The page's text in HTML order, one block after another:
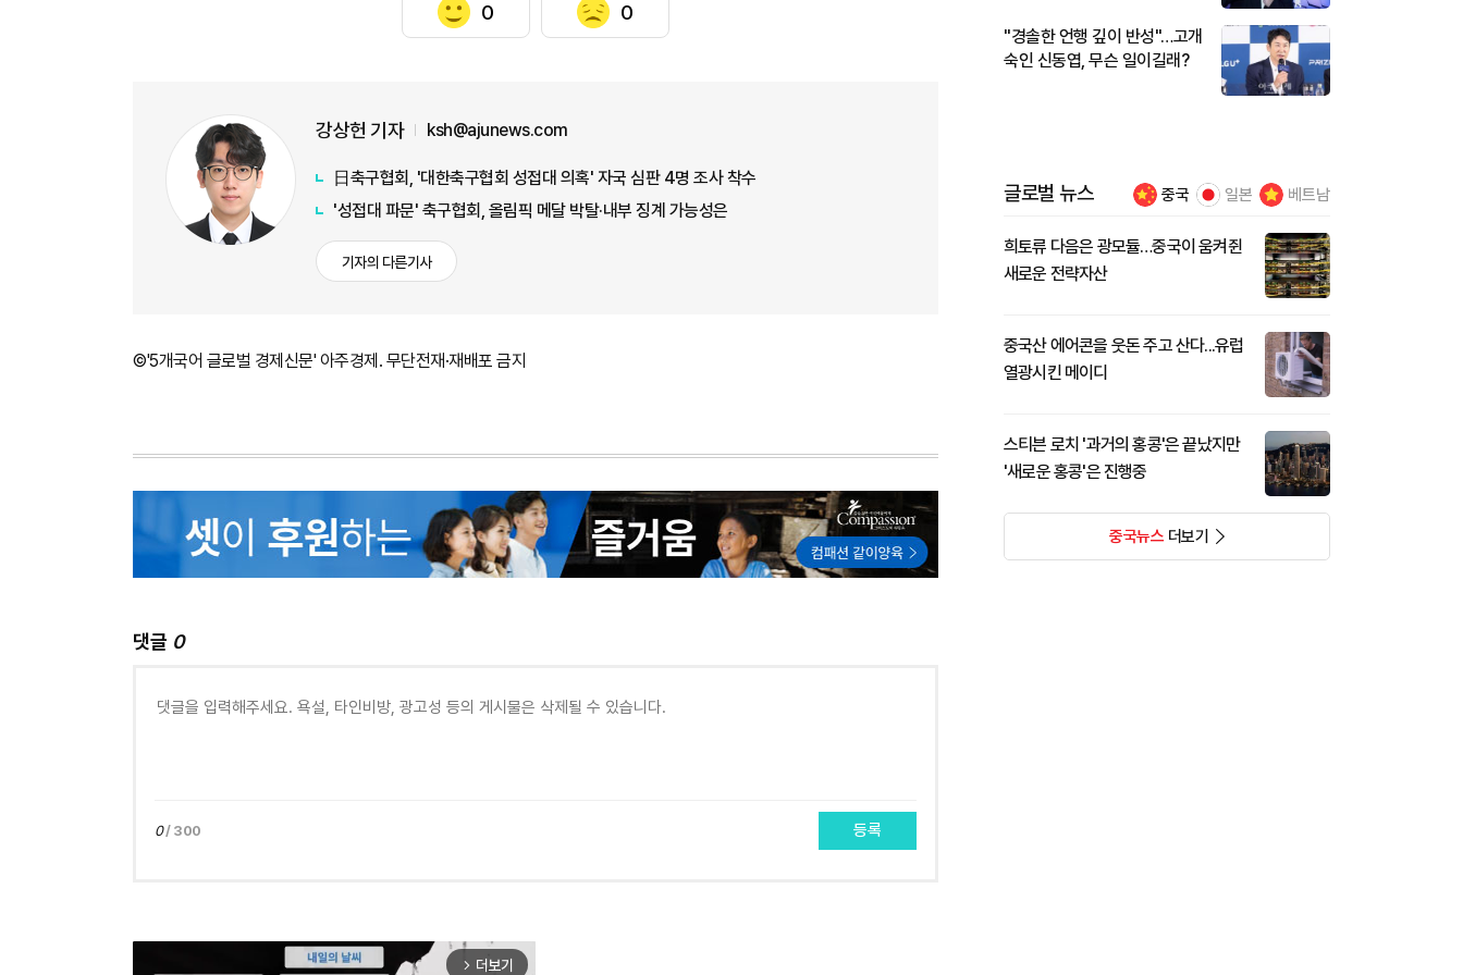
0 0
강상헌 기자 ksh@ajunews.com
日축구협회, '대한축구협회 성접대 의혹' 자국 심판 4명 조사 착수
'성접대 파문' 축구협회, 올림픽 메달 박탈·내부 징계 가능성은
기자의 다른기사
©'5개국어 글로벌 경제신문' 아주경제. 무단전재·재배포 금지
댓글 0
0/ 300 등록
arrow_forward_ios 더보기
"경솔한 언행 깊이 반성"…고개
숙인 신동엽, 무슨 일이길래?
글로벌 뉴스 중국 일본 베트남
희토류 다음은 광모듈…중국이 움켜쥔
새로운 전략자산
중국산 에어콘을 웃돈 주고 산다...유럽
열광시킨 메이디
스티븐 로치 '과거의 홍콩'은 끝났지만
'새로운 홍콩'은 진행중
중국뉴스더보기